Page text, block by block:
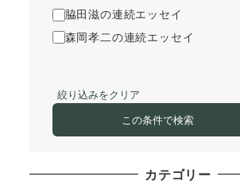
脇田滋の連続エッセイ
森岡孝二の連続エッセイ
絞り込みをクリア
この条件で検索
カテゴリー